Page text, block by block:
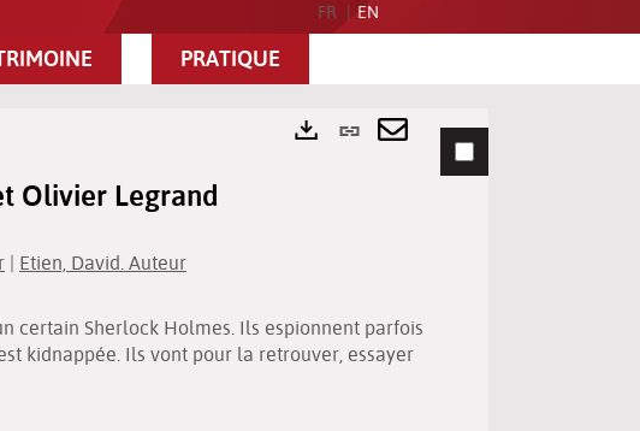
FR EN
PRATIQUE
Permanent
Send
Olivier Legrand
| Etien, David. Auteur
certain Sherlock Holmes. Ils espionnent parfois
kidnappée. Ils vont pour la retrouver, essayer